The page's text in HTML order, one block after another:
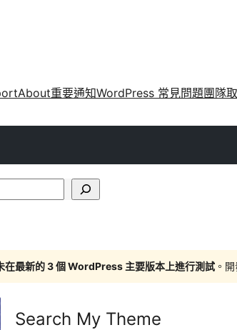
About重要通知WordPress 常見問題團隊
在最新的 3 個 WordPress 主要版本上進行測試 。
Search My Theme